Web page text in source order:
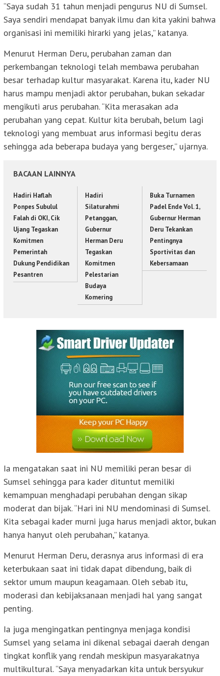
“Saya sudah 31 tahun menjadi pengurus NU di Sumsel.
Saya sendiri mendapat banyak ilmu dan kita yakini bahwa
organisasi ini memiliki hirarki yang jelas,” katanya.
Menurut Herman Deru, perubahan zaman dan
perkembangan teknologi telah membawa perubahan
besar terhadap kultur masyarakat. Karena itu, kader NU
harus mampu menjadi aktor perubahan, bukan sekadar
mengikuti arus perubahan. “Kita merasakan ada
perubahan yang cepat. Kultur kita berubah, belum lagi
teknologi yang membuat arus informasi begitu deras
sehingga ada beberapa budaya yang bergeser,” ujarnya.
BACAAN LAINNYA
Hadiri Haflah
Ponpes Subulul
Falah di OKI, Cik
Ujang Tegaskan
Komitmen
Pemerintah
Dukung Pendidikan
Pesantren
Hadiri
Silaturahmi
Petanggan,
Gubernur
Herman Deru
Tegaskan
Komitmen
Pelestarian
Budaya
Komering
Buka Turnamen
Padel Ende Vol. 1,
Gubernur Herman
Deru Tekankan
Pentingnya
Sportivitas dan
Kebersamaan
Ia mengatakan saat ini NU memiliki peran besar di
Sumsel sehingga para kader dituntut memiliki
kemampuan menghadapi perubahan dengan sikap
moderat dan bijak. “Hari ini NU mendominasi di Sumsel.
Kita sebagai kader murni juga harus menjadi aktor, bukan
hanya hanyut oleh perubahan,” katanya.
Menurut Herman Deru, derasnya arus informasi di era
keterbukaan saat ini tidak dapat dibendung, baik di
sektor umum maupun keagamaan. Oleh sebab itu,
moderasi dan kebijaksanaan menjadi hal yang sangat
penting.
Ia juga mengingatkan pentingnya menjaga kondisi
Sumsel yang selama ini dikenal sebagai daerah dengan
tingkat konflik yang rendah meskipun masyarakatnya
multikultural. “Saya menyadarkan kita untuk bersyukur